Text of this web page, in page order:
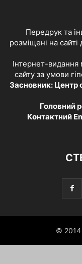
Передрук та
розміщені на
Інтернет-
сайту за умови
Засновник: Центр
Головний
Контактний
©